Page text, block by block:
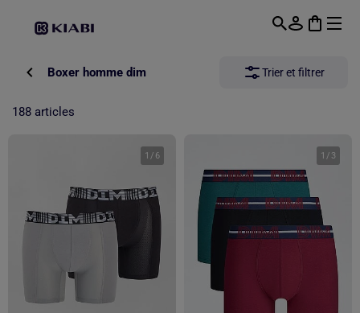
Boxer homme dim Trier et filtrer
188 articles
1 / 6 1 / 3